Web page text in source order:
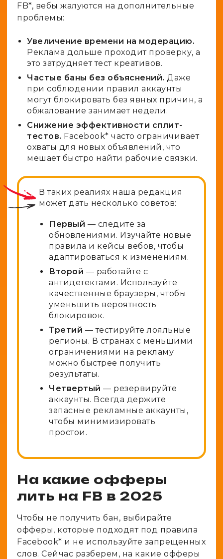
FB*, вебы жалуются на дополнительные
проблемы:
Увеличение времени на модерацию.
Реклама дольше проходит проверку, а
это затрудняет тест креативов.
Частые баны без объяснений. Даже
при соблюдении правил аккаунты
могут блокировать без явных причин, а
обжалование занимает недели.
Снижение эффективности сплит-
тестов. Facebook* часто ограничивает
охваты для новых объявлений, что
мешает быстро найти рабочие связки.
В таких реалиях наша редакция
может дать несколько советов:
Первый — следите за
обновлениями. Изучайте новые
правила и кейсы вебов, чтобы
адаптироваться к изменениям.
Второй — работайте с
антидетектами. Используйте
качественные браузеры, чтобы
уменьшить вероятность
блокировок.
Третий — тестируйте лояльные
регионы. В странах с меньшими
ограничениями на рекламу
можно быстрее получить
результаты.
Четвертый — резервируйте
аккаунты. Всегда держите
запасные рекламные аккаунты,
чтобы минимизировать
простои.
На какие офферы
лить на FB в 2025
Чтобы не получить бан, выбирайте
офферы, которые подходят под правила
Facebook* и не используйте запрещенных
слов. Сейчас разберем, на какие офферы